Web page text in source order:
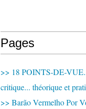
Pages
>> 18 POINTS-DE-
critique... théorique et
>> Barão Vermelho Por